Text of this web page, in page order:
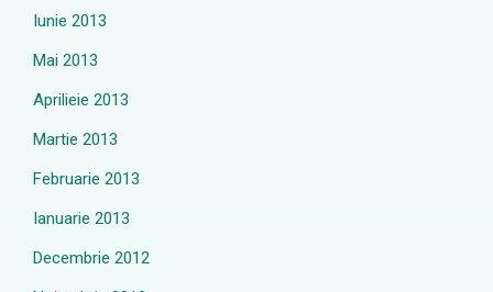
Iunie 2013
Mai 2013
Aprilieie 2013
Martie 2013
Februarie 2013
Ianuarie 2013
Decembrie 2012